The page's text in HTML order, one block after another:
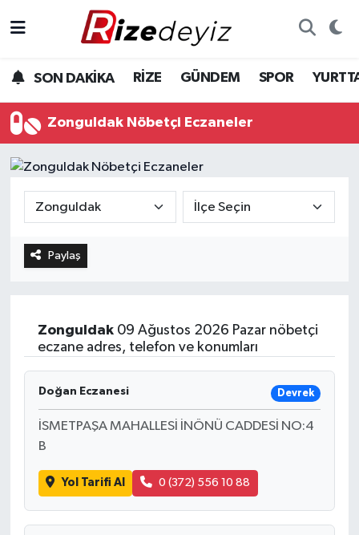
SON DAKİKA RİZE GÜNDEM SPOR
Zonguldak Nöbetçi Eczaneler
Paylaş
Zonguldak09 Ağustos 2026 Pazar nöbetçi
eczane adres, telefon ve konumları
Doğan Eczanesi Devrek
İSMETPAŞA MAHALLESİ İNÖNÜ CADDESİ NO:4
B
Yol Tarifi Al 0 (372) 556 10 88
Gündem
Yurttan Haberler
Teknoloji
Sağlık
Rize Hava Durumu
Rize Trafik Yoğunluk Haritası
Tüm Manşetler
Son Dakika Haberleri